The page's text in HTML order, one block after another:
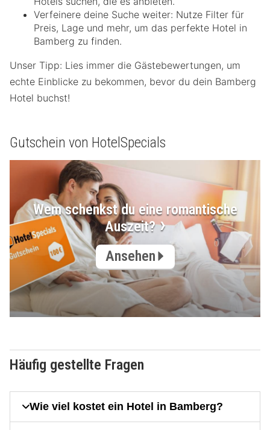
Verfeinere deine Suche weiter: Nutze Filter für
Preis, Lage und mehr, um das perfekte Hotel in
Bamberg zu finden.
Unser Tipp: Lies immer die Gästebewertungen, um
echte Einblicke zu bekommen, bevor du dein Bamberg
Hotel buchst!
Gutschein von HotelSpecials
Wem schenkst du eine romantische
Auszeit?
Ansehen
Häufig gestellte Fragen
Wie viel kostet ein Hotel in Bamberg?